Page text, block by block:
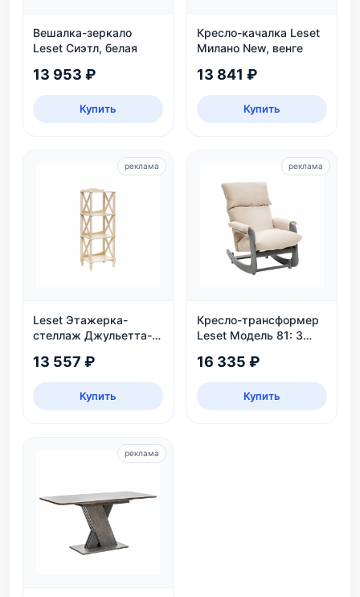
Вешалка-зеркало
Leset Сиэтл, белая
13 953 ₽
Купить
Кресло-качалка Leset
Милано New, венге
13 841 ₽
Купить
Leset Этажерка-
стеллаж Джульетта-3,
13 557 ₽
Купить
реклама
Кресло-трансформер
Leset Модель 81: 3
нагрузка 130 кг
16 335 ₽
Купить
реклама
реклама